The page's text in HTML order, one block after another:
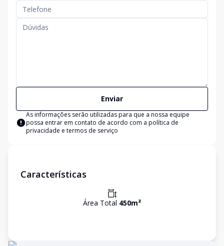
Enviar
As informações serão utilizadas para que a nossa equipe
possa entrar em contato de acordo com a política de
privacidade e termos de serviço
Características
Área Total 450m²